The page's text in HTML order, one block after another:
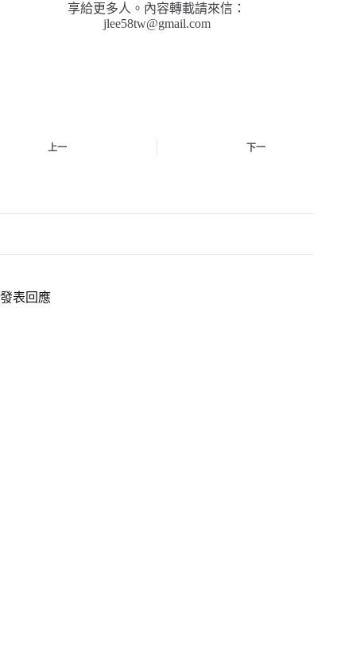
享給更多人。內容轉載請來信：
jlee58tw@gmail.com
上一 下一
發表回應